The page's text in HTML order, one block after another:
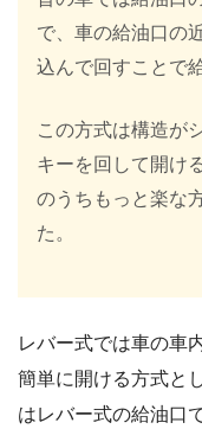
で、車の給油口の
込んで回すことで
この方式は構造が
キーを回して開け
のうちもっと楽な
た。
レバー式では車の車
簡単に開ける方式と
はレバー式の給油口